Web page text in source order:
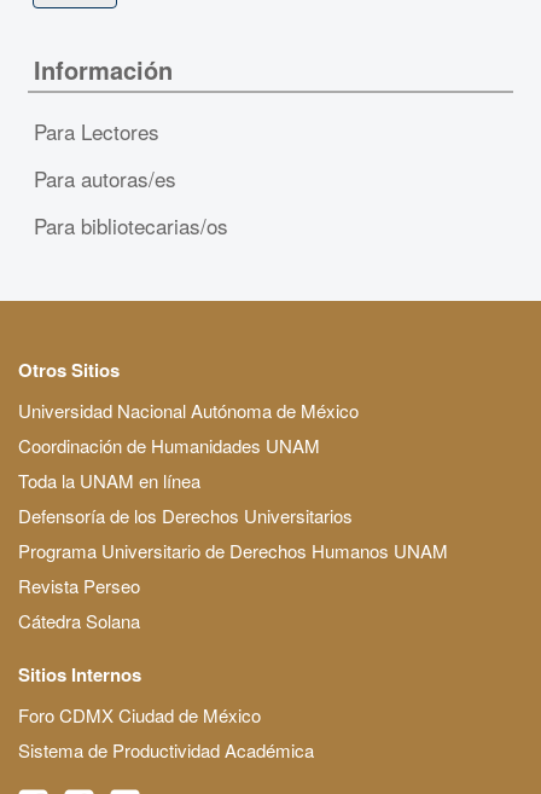
Información
Para Lectores
Para autoras/es
Para bibliotecarias/os
Otros Sitios
Universidad Nacional Autónoma de México
Coordinación de Humanidades UNAM
Toda la UNAM en línea
Defensoría de los Derechos Universitarios
Programa Universitario de Derechos Humanos UNAM
Revista Perseo
Cátedra Solana
Sitios Internos
Foro CDMX Ciudad de México
Sistema de Productividad Académica